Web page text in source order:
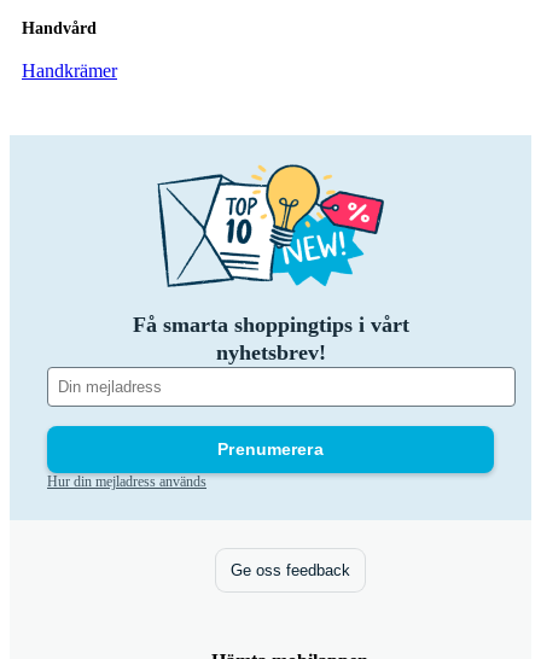
Handvård
Handkrämer
Få smarta shoppingtips i vårt
nyhetsbrev!
Prenumerera
Hur din mejladress används
Ge oss feedback